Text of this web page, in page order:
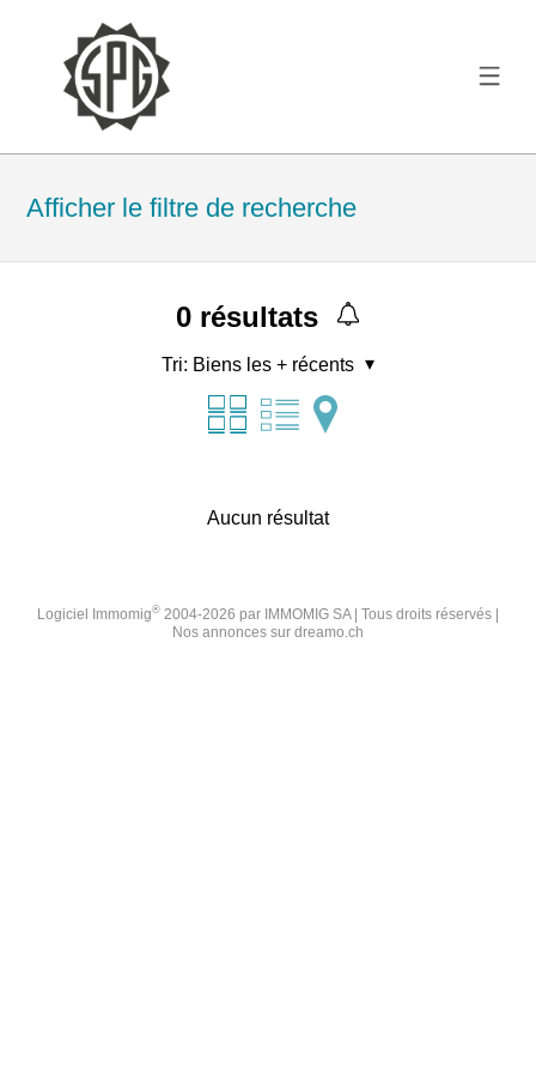
Afficher le filtre de recherche
0résultats
Tri: Biens les + récents
Aucun résultat
Logiciel Immomig® 2004-2026 par IMMOMIG SA | Tous droits réservés |
Nos annonces sur dreamo.ch